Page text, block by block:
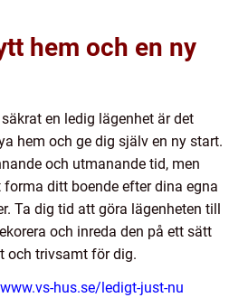
hem och en ny
en ledig lägenhet är det
hem och ge dig själv en ny start.
och utmanande tid, men
ditt boende efter dina egna
Ta dig tid att göra lägenheten till
och inreda den på ett sätt
och trivsamt för dig.
hus.se/ledigt-just-nu